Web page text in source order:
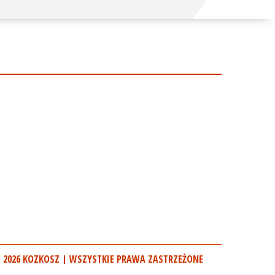
KOZKOSZ | WSZYSTKIE PRAWA ZASTRZEŻONE